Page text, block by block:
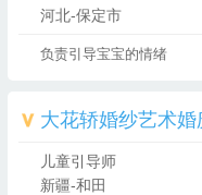
河北-保定市
负责引导宝宝的情绪
大花轿婚纱艺术婚
儿童引导师
新疆-和田